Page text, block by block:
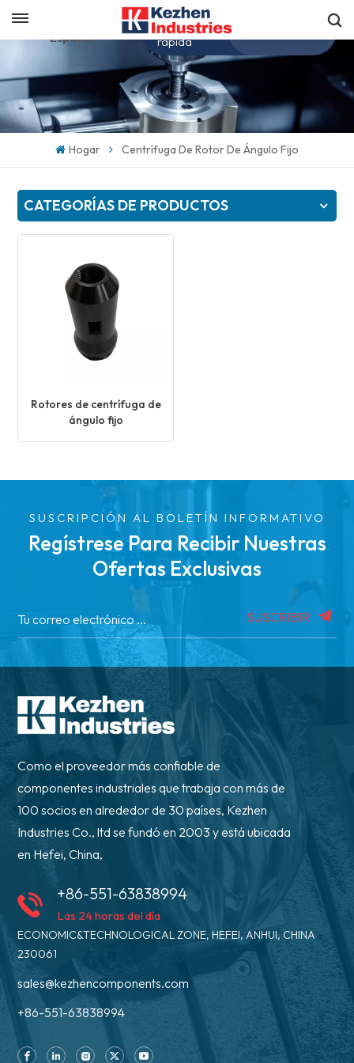
Español
English
Obtenga una cotización
rápida
Hogar Centrífuga De Rotor De Ángulo Fijo
CATEGORÍAS DE PRODUCTOS
Rotores de centrífuga de
ángulo fijo
SUSCRIPCIÓN AL BOLETÍN INFORMATIVO
Regístrese Para Recibir Nuestras
Ofertas Exclusivas
SUSCRIBIR
Como el proveedor más confiable de
componentes industriales que trabaja con más de
100 socios en alrededor de 30 países, Kezhen
Industries Co., ltd se fundó en 2003 y está ubicada
en Hefei, China,
+86-551-63838994
Las 24 horas del día
ECONOMIC&TECHNOLOGICAL ZONE, HEFEI, ANHUI, CHINA
230061
sales@kezhencomponents.com
+86-551-63838994